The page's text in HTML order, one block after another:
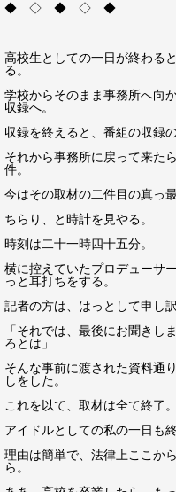
◆ ◇ ◆ ◇ ◆
高校生としての一日が終わる
る。
学校からそのまま事務所へ向
収録へ。
収録を終えると、番組の収録
それから事務所に戻って来た
件。
今はその取材の二件目の真っ最
ちらり、と時計を見やる。
時刻は二十一時四十五分。
横に控えていたプロデューサ
っと耳打ちをする。
記者の方は、はっとして申し
「それでは、最後にお聞きし
ろとは」
そんな事前に渡された資料通
しをした。
これを以て、取材は全て終了。
アイドルとしての私の一日も終
理由は簡単で、法律上ここか
ら。